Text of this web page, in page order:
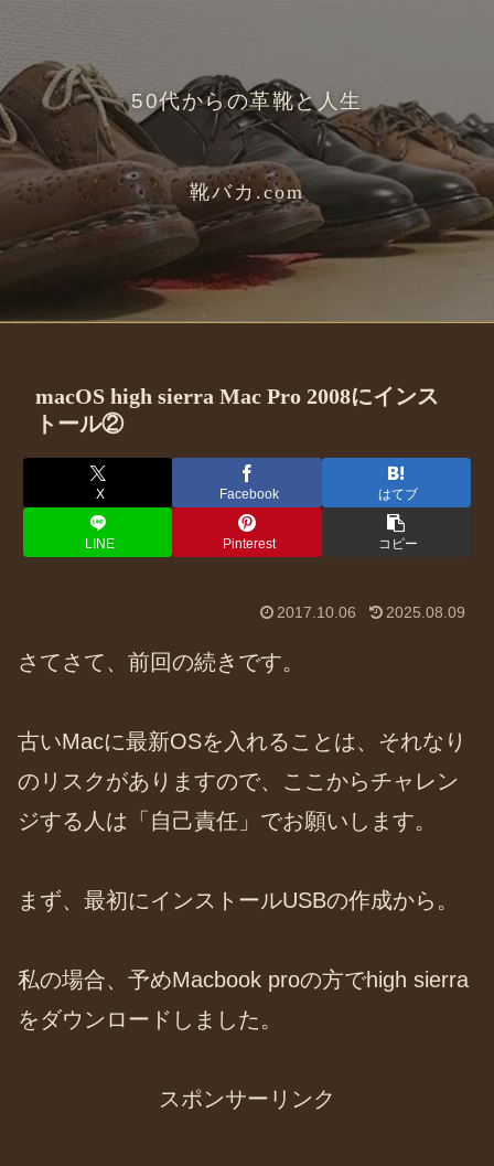
50代からの革靴と人生
靴バカ.com
macOS high sierra Mac Pro 2008にインス
トール②
X Facebook はてブ
LINE Pinterest コピー
2017.10.06 2025.08.09
さてさて、前回の続きです。
古いMacに最新OSを入れることは、それなり
のリスクがありますので、ここからチャレン
ジする人は「自己責任」でお願いします。
まず、最初にインストールUSBの作成から。
私の場合、予めMacbook proの方でhigh sierra
をダウンロードしました。
スポンサーリンク